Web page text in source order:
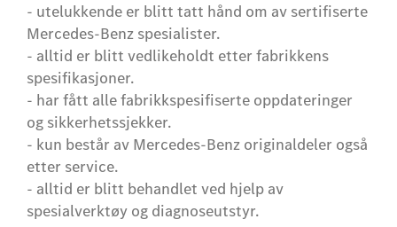
- utelukkende er blitt tatt hånd om av sertifiserte
Mercedes-Benz spesialister.
- alltid er blitt vedlikeholdt etter fabrikkens
spesifikasjoner.
- har fått alle fabrikkspesifiserte oppdateringer
og sikkerhetssjekker.
- kun består av Mercedes-Benz originaldeler også
etter service.
- alltid er blitt behandlet ved hjelp av
spesialverktøy og diagnoseutstyr.